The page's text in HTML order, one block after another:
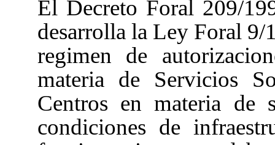
El Decreto Foral 209/
desarrolla la Ley Foral 9/
regimen de
materia de Servicios
Centros en materia de
condiciones de